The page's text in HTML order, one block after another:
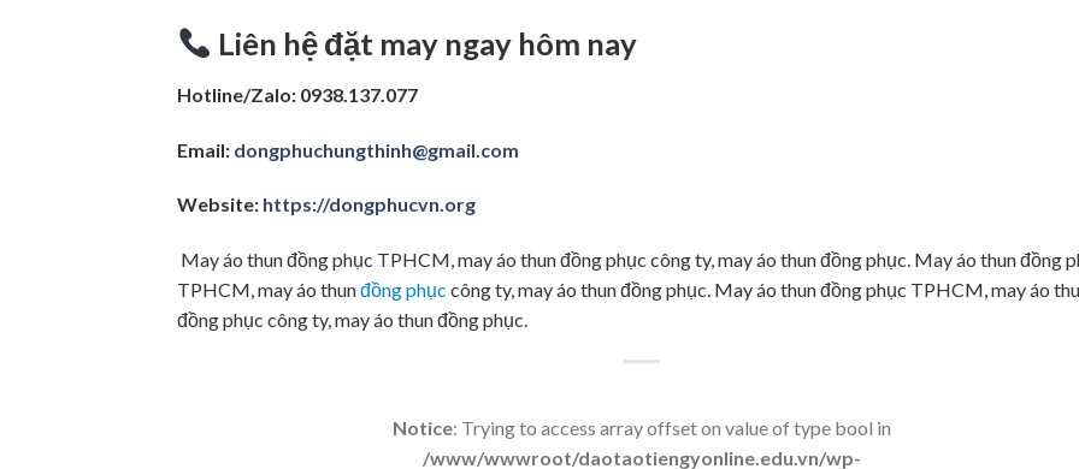
Liên hệ đặt may ngay hôm nay
Hotline/Zalo: 0938.137.077
Email: dongphuchungthinh@gmail.com
Website: https://dongphucvn.org
May áo thun đồng phục TPHCM, may áo thun đồng phục công ty, may áo thun đồng phục. May áo thun đồng
TPHCM, may áo thunđồng phục công ty, may áo thun đồng phục. May áo thun đồng phục TPHCM, may áo
đồng phục công ty, may áo thun đồng phục.
Notice: Trying to access array offset on value of type bool in
/www/wwwroot/daotaotiengyonline.edu.vn/wp-